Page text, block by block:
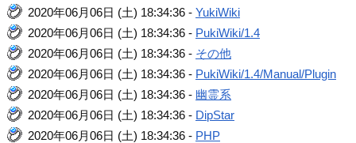
2020年06月06日 (土) 18:34:36 -YukiWiki
2020年06月06日 (土) 18:34:36 - PukiWiki/1.4
2020年06月06日 (土) 18:34:36 - その他
2020年06月06日 (土) 18:34:36 - PukiWiki/1.4/Manual/Plugin
2020年06月06日 (土) 18:34:36 - 幽霊系
2020年06月06日 (土) 18:34:36 - DipStar
2020年06月06日 (土) 18:34:36 - PHP